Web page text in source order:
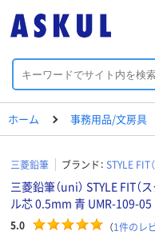
ホーム 事務用品/文房具
三菱鉛筆 ブランド： STYLE FIT
三菱鉛筆（uni） STYLE FIT
ル芯 0.5mm 青 UMR-109-05
5.0 （1件のレ